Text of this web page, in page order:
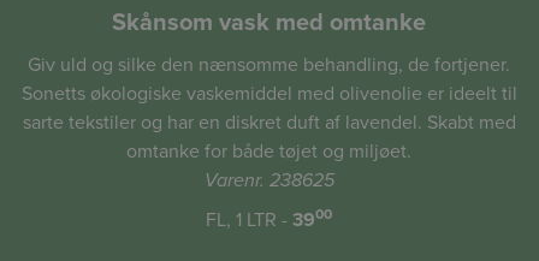
Skånsom vask med omtanke
Giv uld og silke den nænsomme behandling, de fortjener.
Sonetts økologiske vaskemiddel med olivenolie er ideelt til
sarte tekstiler og har en diskret duft af lavendel. Skabt med
omtanke for både tøjet og miljøet.
Varenr. 238625
FL, 1 LTR - 3900